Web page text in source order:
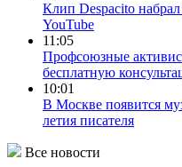
Клип Despacito
YouTube
11:05
Профсоюзные
бесплатную
10:01
В Москве появится
летия писателя
Все новости